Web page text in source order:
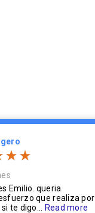
Emilio. queria
que realiza por
te digo...
Read more